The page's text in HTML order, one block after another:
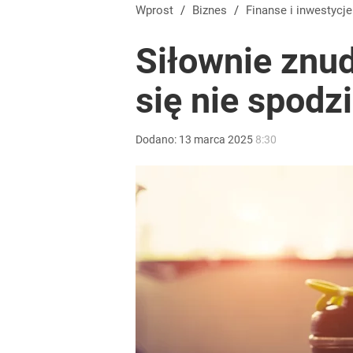
Vistula x LOT: Elegancja w podróży. Premiera
Farmacja: wzrost pod presją. co czeka branżę do
Nawrocki ma szansę na drugą kadencję? Tak
Wprost / Biznes / Finanse i inwestycje
Siłownie
się nie
Dodano: 13 marca 2025 8:30